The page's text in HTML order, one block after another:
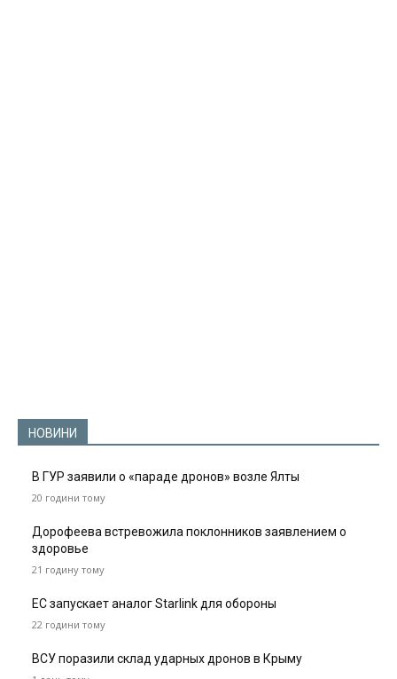
НОВИНИ
В ГУР заявили о «параде дронов» возле Ялты
20 години тому
Дорофеева встревожила поклонников заявлением о
здоровье
21 годину тому
ЕС запускает аналог Starlink для обороны
22 години тому
ВСУ поразили склад ударных дронов в Крыму